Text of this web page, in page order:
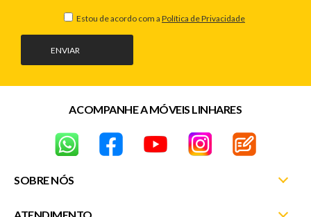
ENVIAR
Estou de acordo com a Política de Privacidade
SOBRE NÓS
ATENDIMENTO
ACOMPANHE A MÓVEIS LINHARES